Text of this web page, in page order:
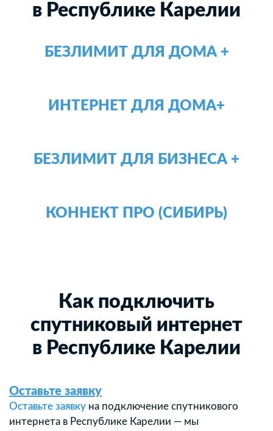
в Республике Карелии
БЕЗЛИМИТ ДЛЯ ДОМА +
ИНТЕРНЕТ ДЛЯ ДОМА+
БЕЗЛИМИТ ДЛЯ БИЗНЕСА +
КОННЕКТ ПРО (СИБИРЬ)
Как подключить
спутниковый интернет
в Республике Карелии
Оставьте заявку
Оставьте заявку на подключение спутникового
интернета в Республике Карелии — мы